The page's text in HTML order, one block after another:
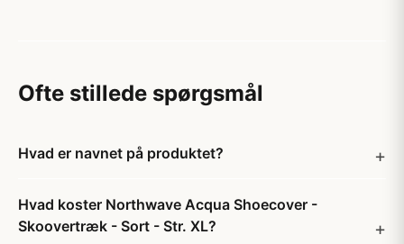
Ofte stillede spørgsmål
Hvad er navnet på produktet?
Hvad koster Northwave Acqua Shoecover -
Skoovertræk - Sort - Str. XL?